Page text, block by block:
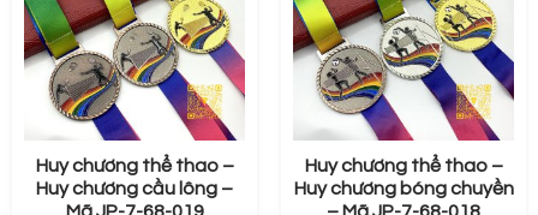
Huy chương thể thao –
Huy chương cầu lông –
Huy chương thể thao –
Huy chương bóng chuyền